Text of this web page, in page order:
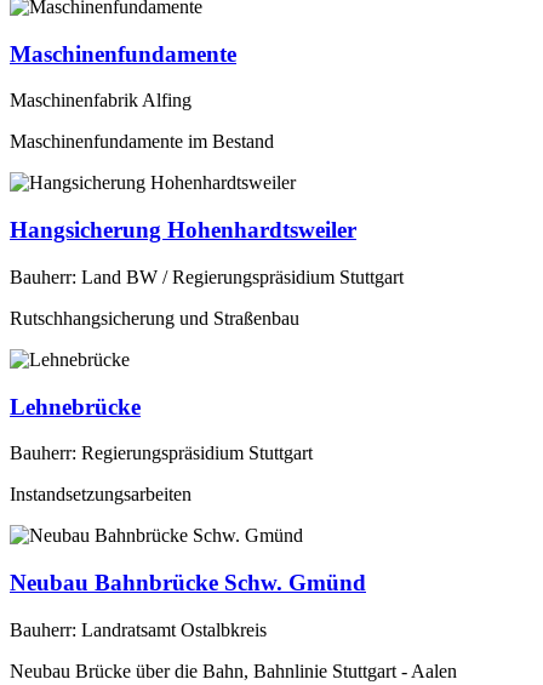
Maschinenfundamente
Maschinenfabrik Alfing
Maschinenfundamente im Bestand
Hangsicherung Hohenhardtsweiler
Bauherr: Land BW / Regierungspräsidium Stuttgart
Rutschhangsicherung und Straßenbau
Lehnebrücke
Bauherr: Regierungspräsidium Stuttgart
Instandsetzungsarbeiten
Neubau Bahnbrücke Schw. Gmünd
Bauherr: Landratsamt Ostalbkreis
Neubau Brücke über die Bahn, Bahnlinie Stuttgart - Aalen